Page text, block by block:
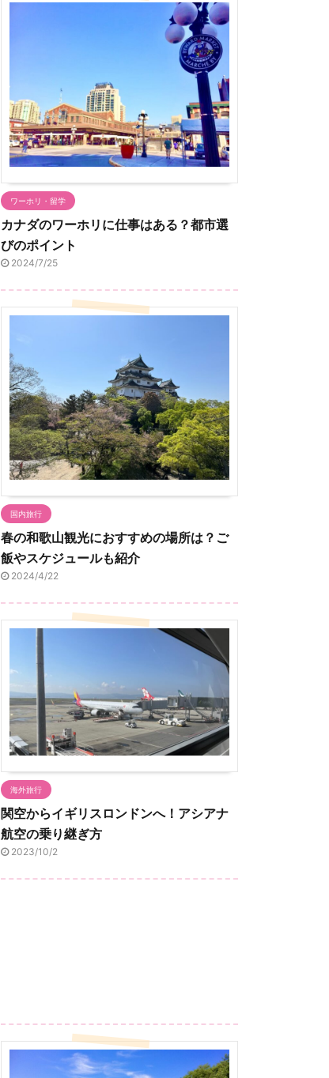
ワーホリ・留学
カナダのワーホリに仕事はある？都市選
びのポイント
2024/7/25
国内旅行
春の和歌山観光におすすめの場所は？ご
飯やスケジュールも紹介
2024/4/22
海外旅行
関空からイギリスロンドンへ！アシアナ
航空の乗り継ぎ方
2023/10/2